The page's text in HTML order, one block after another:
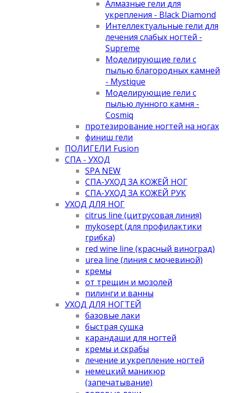
Алмазные гели для
укрепления - Black Diamond
Интеллектуальные гели для
лечения слабых ногтей -
Supreme
Моделирующие гели с
пылью благородных камней
- Mystique
Моделирующие гели с
пылью лунного камня -
Cosmiq
протезирование ногтей на ногах
финиш гели
ПОЛИГЕЛИ Fusion
СПА - УХОД
SPA NEW
СПА-УХОД ЗА КОЖЕЙ НОГ
СПА-УХОД ЗА КОЖЕЙ РУК
УХОД ДЛЯ НОГ
citrus line (цитрусовая линия)
mykosept (для профилактики
грибка)
red wine line (красный виноград)
urea line (линия с мочевиной)
кремы
от трещин и мозолей
пилинги и ванны
УХОД ДЛЯ НОГТЕЙ
базовые лаки
быстрая сушка
карандаши для ногтей
кремы и скрабы
лечение и укрепление ногтей
немецкий маникюр
(запечатывание)